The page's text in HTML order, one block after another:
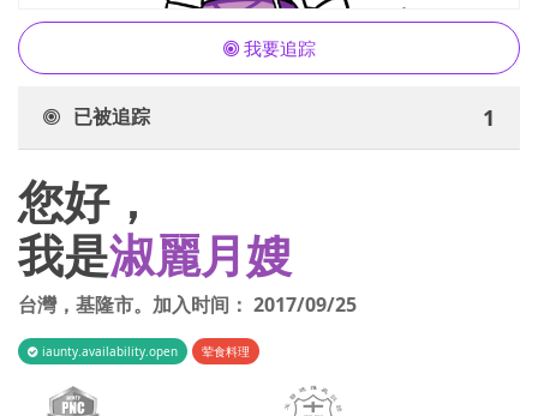
我要追踪
已被追踪 1
您好，
我是淑麗月嫂
台灣， 基隆市。加入时间： 2017/09/25
iaunty.availability.open 荤食料理